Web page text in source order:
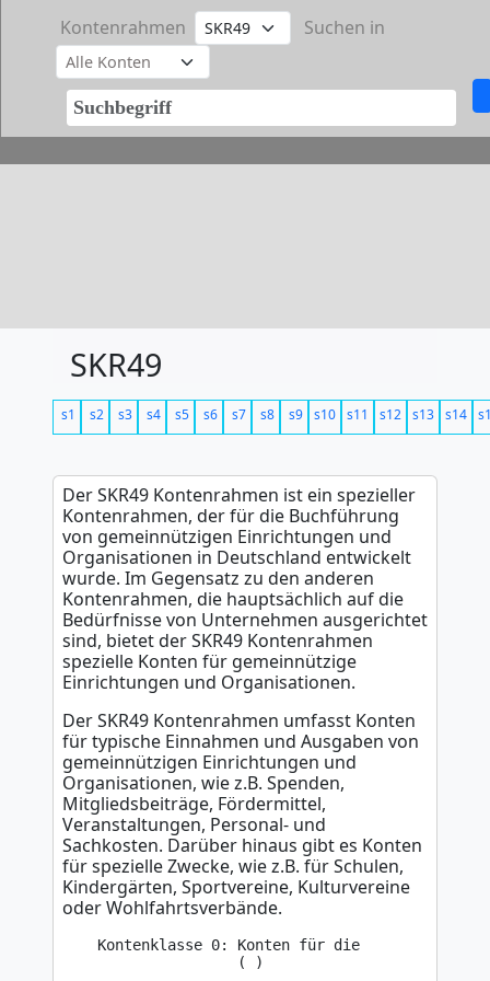
Kontenrahmen Suchen in
SKR49
s1 s2 s3 s4 s5 s6 s7 s8 s9 s10 s11 s12 s13 s14
Der SKR49 Kontenrahmen ist ein spezieller
Kontenrahmen, der für die Buchführung
von gemeinnützigen Einrichtungen und
Organisationen in Deutschland entwickelt
wurde. Im Gegensatz zu den anderen
Kontenrahmen, die hauptsächlich auf die
Bedürfnisse von Unternehmen ausgerichtet
sind, bietet der SKR49 Kontenrahmen
spezielle Konten für gemeinnützige
Einrichtungen und Organisationen.
Der SKR49 Kontenrahmen umfasst Konten
für typische Einnahmen und Ausgaben von
gemeinnützigen Einrichtungen und
Organisationen, wie z.B. Spenden,
Mitgliedsbeiträge, Fördermittel,
Veranstaltungen, Personal- und
Sachkosten. Darüber hinaus gibt es Konten
für spezielle Zwecke, wie z.B. für Schulen,
Kindergärten, Sportvereine, Kulturvereine
oder Wohlfahrtsverbände.
    Kontenklasse 0: Konten für die
                    ( )